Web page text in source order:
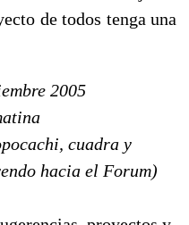
de todos tenga una
2005
cuadra y
hacia el Forum)